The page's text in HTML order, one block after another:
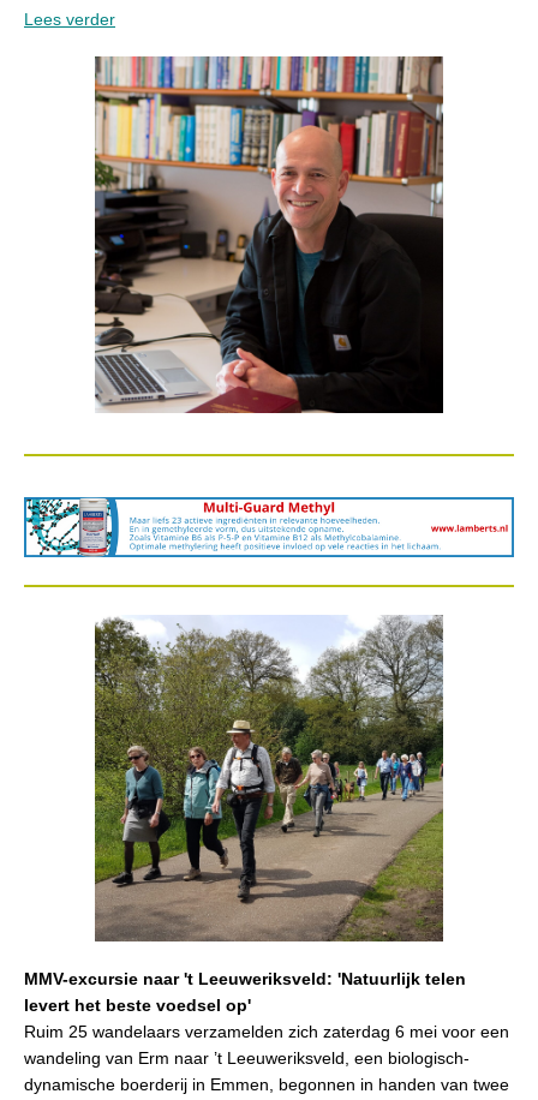
Lees verder
MMV-excursie naar 't Leeuweriksveld: 'Natuurlijk telen
levert het beste voedsel op'
Ruim 25 wandelaars verzamelden zich zaterdag 6 mei voor een
wandeling van Erm naar ’t Leeuweriksveld, een biologisch-
dynamische boerderij in Emmen, begonnen in handen van twee